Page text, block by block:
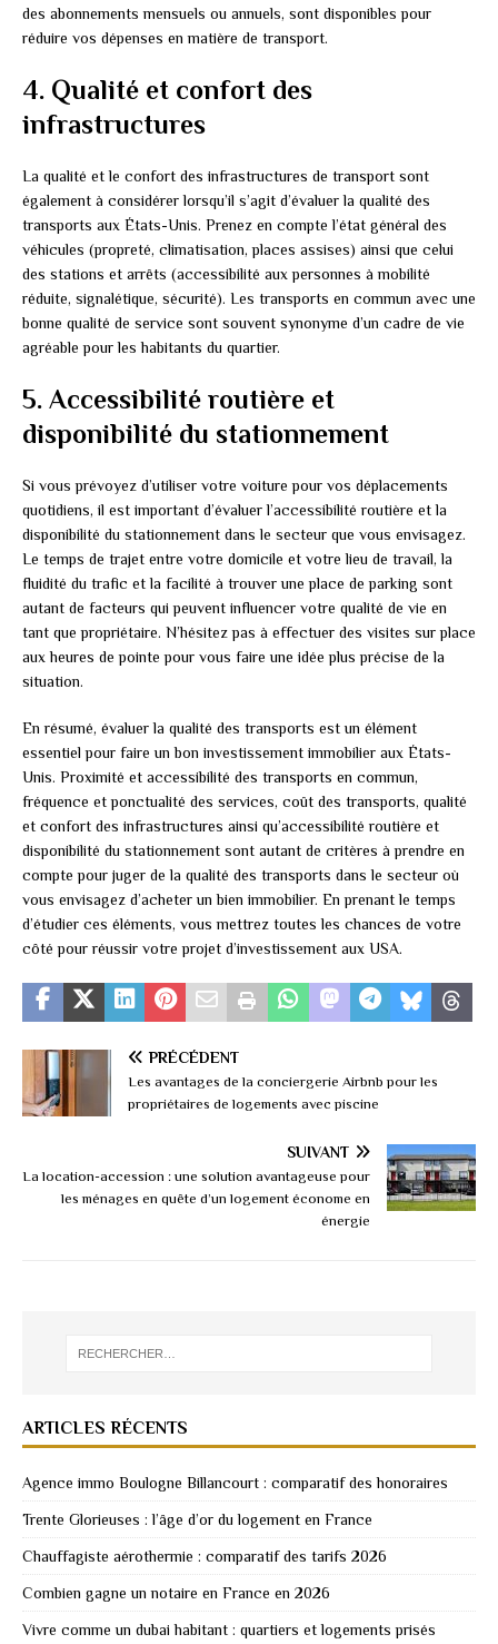
des abonnements mensuels ou annuels, sont disponibles pour
réduire vos dépenses en matière de transport.
4. Qualité et confort des
infrastructures
La qualité et le confort des infrastructures de transport sont
également à considérer lorsqu’il s’agit d’évaluer la qualité des
transports aux États-Unis. Prenez en compte l’état général des
véhicules (propreté, climatisation, places assises) ainsi que celui
des stations et arrêts (accessibilité aux personnes à mobilité
réduite, signalétique, sécurité). Les transports en commun avec une
bonne qualité de service sont souvent synonyme d’un cadre de vie
agréable pour les habitants du quartier.
5. Accessibilité routière et
disponibilité du stationnement
Si vous prévoyez d’utiliser votre voiture pour vos déplacements
quotidiens, il est important d’évaluer l’accessibilité routière et la
disponibilité du stationnement dans le secteur que vous envisagez.
Le temps de trajet entre votre domicile et votre lieu de travail, la
fluidité du trafic et la facilité à trouver une place de parking sont
autant de facteurs qui peuvent influencer votre qualité de vie en
tant que propriétaire. N’hésitez pas à effectuer des visites sur place
aux heures de pointe pour vous faire une idée plus précise de la
situation.
En résumé, évaluer la qualité des transports est un élément
essentiel pour faire un bon investissement immobilier aux États-
Unis. Proximité et accessibilité des transports en commun,
fréquence et ponctualité des services, coût des transports, qualité
et confort des infrastructures ainsi qu’accessibilité routière et
disponibilité du stationnement sont autant de critères à prendre en
compte pour juger de la qualité des transports dans le secteur où
vous envisagez d’acheter un bien immobilier. En prenant le temps
d’étudier ces éléments, vous mettrez toutes les chances de votre
côté pour réussir votre projet d’investissement aux USA.
PRÉCÉDENT
Les avantages de la conciergerie Airbnb pour les
propriétaires de logements avec piscine
SUIVANT
La location-accession : une solution avantageuse pour
les ménages en quête d’un logement économe en
énergie
ARTICLES RÉCENTS
Agence immo Boulogne Billancourt : comparatif des honoraires
Trente Glorieuses : l’âge d’or du logement en France
Chauffagiste aérothermie : comparatif des tarifs 2026
Combien gagne un notaire en France en 2026
Vivre comme un dubai habitant : quartiers et logements prisés